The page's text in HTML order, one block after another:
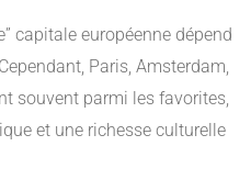
capitale européenne dépend
Paris, Amsterdam,
souvent parmi les favorites,
et une richesse culturelle